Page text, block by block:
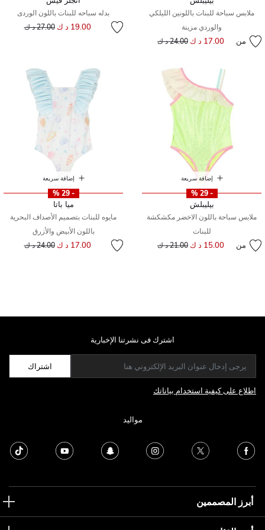
ملابس سباحة للبنات باللونين الليلكي
والوردي مزينة
من 17.00 د ك سعر مخفض من
24.00 د ك
بدله سباحه للبنات باللون الوردى
19.00 د ك سعر مخفض من
27.00 د ك إلى
إضافة سريعة
- 29 %
بيليبلش
ملابس سباحة باللون الاخضر مكشكشة
للبنات
من 15.00 د ك سعر مخفض من
21.00 د ك
إضافة سريعة
- 29 %
ميا باتا
مايوه للبنات بتصميم الأصداف البحرية
باللون الأبيض والأزرق
17.00 د ك سعر مخفض من
24.00 د ك إلى
اشترك فى نشرتنا الإخبارية
اشتراك
اطلاع على كيفية استخدام بياناتك
مواليد
أبرز المصممين